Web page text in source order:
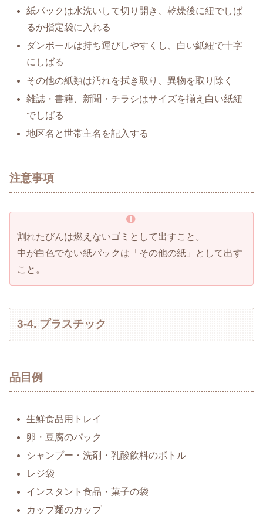
紙パックは水洗いして切り開き、乾燥後に紐でしば
るか指定袋に入れる
ダンボールは持ち運びしやすくし、白い紙紐で十字
にしばる
その他の紙類は汚れを拭き取り、異物を取り除く
雑誌・書籍、新聞・チラシはサイズを揃え白い紙紐
でしばる
地区名と世帯主名を記入する
注意事項
割れたびんは燃えないゴミとして出すこと。
中が白色でない紙パックは「その他の紙」として出す
こと。
3-4. プラスチック
品目例
生鮮食品用トレイ
卵・豆腐のパック
シャンプー・洗剤・乳酸飲料のボトル
レジ袋
インスタント食品・菓子の袋
カップ麺のカップ